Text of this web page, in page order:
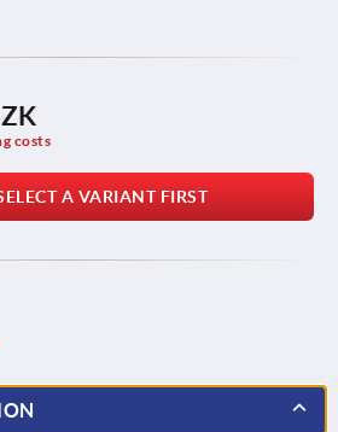
costs
A VARIANT FIRST